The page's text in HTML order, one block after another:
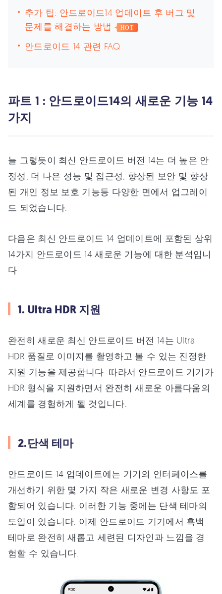
추가 팁: 안드로이드14 업데이트 후 버그 및
문제를 해결하는 방법
HOT
안드로이드 14 관련 FAQ
파트 1 : 안드로이드14의 새로운 기능 14
가지
늘 그렇듯이 최신 안드로이드 버전 14는 더 높은 안
정성, 더 나은 성능 및 접근성, 향상된 보안 및 향상
된 개인 정보 보호 기능등 다양한 면에서 업그레이
드 되었습니다.
다음은 최신 안드로이드 14 업데이트에 포함된 상위
14가지 안드로이드 14 새로운 기능에 대한 분석입니
다.
1. Ultra HDR 지원
완전히 새로운 최신 안드로이드 버전 14는 Ultra
HDR 품질로 이미지를 촬영하고 볼 수 있는 진정한
지원 기능을 제공합니다. 따라서 안드로이드 기기가
HDR 형식을 지원하면서 완전히 새로운 아름다움의
세계를 경험하게 될 것입니다.
2.단색 테마
안드로이드 14 업데이트에는 기기의 인터페이스를
개선하기 위한 몇 가지 작은 새로운 변경 사항도 포
함되어 있습니다. 이러한 기능 중에는 단색 테마의
도입이 있습니다. 이제 안드로이드 기기에서 흑백
테마로 완전히 새롭고 세련된 디자인과 느낌을 경
험할 수 있습니다.